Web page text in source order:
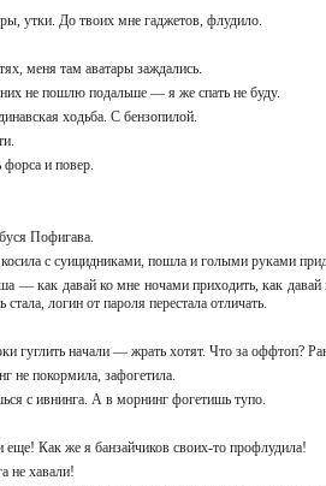
утки. До твоих мне гаджетов, флудило.
меня там аватары заждались.
них не пошлю подальше — я же спать не буду.
ходьба. С бензопилой.
форса и повер.
Пофигава.
с суицидниками, пошла и голыми руками
— как давай ко мне ночами приходить, как
логин от пароля перестала отличать.
гуглить начали — жрать хотят. Что за оффтоп?
не покормила, зафогетила.
с ивнинга. А в морнинг фогетишь тупо.
Как же я банзайчиков своих-то профлудила!
не хавали!